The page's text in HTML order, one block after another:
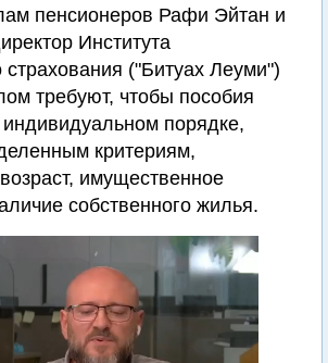
пенсионеров Рафи Эйтан и
Института
страхования ("Битуах Леуми")
требуют, чтобы пособия
порядке,
критериям,
имущественное
собственного жилья.